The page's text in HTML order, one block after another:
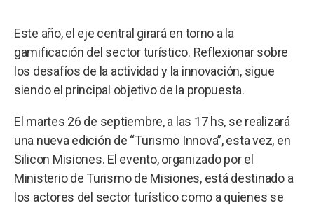
Este año, el eje central girará en torno a la
gamificación del sector turístico. Reflexionar sobre
los desafíos de la actividad y la innovación, sigue
siendo el principal objetivo de la propuesta.
El martes 26 de septiembre, a las 17 hs, se realizará
una nueva edición de “Turismo Innova”, esta vez, en
Silicon Misiones. El evento, organizado por el
Ministerio de Turismo de Misiones, está destinado a
los actores del sector turístico como a quienes se